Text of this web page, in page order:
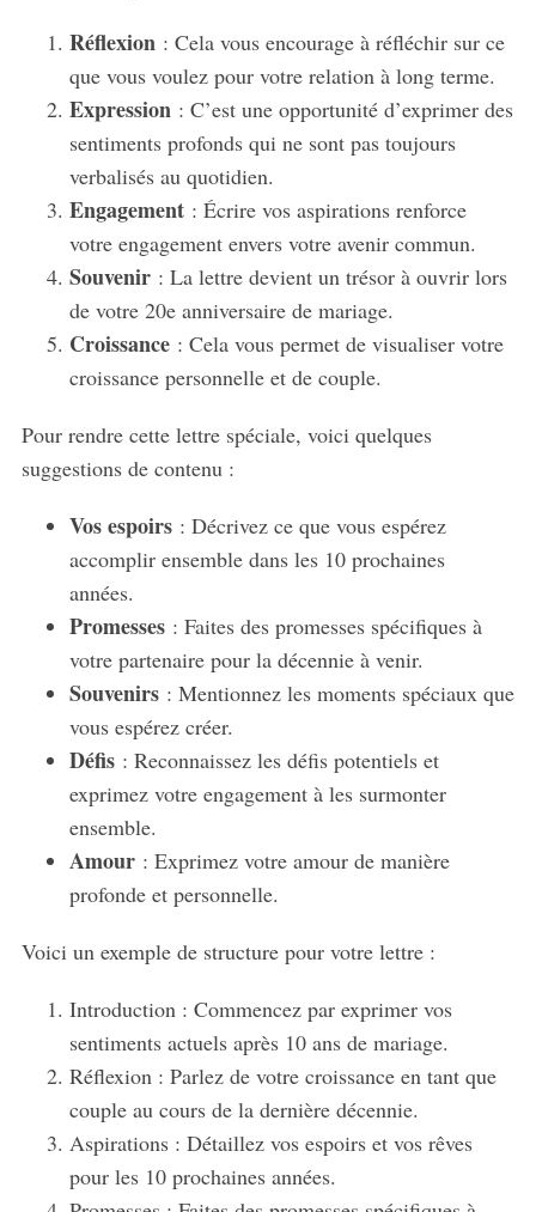
Réflexion : Cela vous encourage à réfléchir sur ce
que vous voulez pour votre relation à long terme.
Expression : C’est une opportunité d’exprimer des
sentiments profonds qui ne sont pas toujours
verbalisés au quotidien.
Engagement: Écrire vos aspirations renforce
votre engagement envers votre avenir commun.
Souvenir: La lettre devient un trésor à ouvrir lors
de votre 20e anniversaire de mariage.
Croissance: Cela vous permet de visualiser votre
croissance personnelle et de couple.
Pour rendre cette lettre spéciale, voici quelques
suggestions de contenu :
Vos espoirs: Décrivez ce que vous espérez
accomplir ensemble dans les 10 prochaines
années.
Promesses: Faites des promesses spécifiques à
votre partenaire pour la décennie à venir.
Souvenirs: Mentionnez les moments spéciaux que
vous espérez créer.
Défis: Reconnaissez les défis potentiels et
exprimez votre engagement à les surmonter
ensemble.
Amour: Exprimez votre amour de manière
profonde et personnelle.
Voici un exemple de structure pour votre lettre :
Introduction : Commencez par exprimer vos
sentiments actuels après 10 ans de mariage.
Réflexion : Parlez de votre croissance en tant que
couple au cours de la dernière décennie.
Aspirations : Détaillez vos espoirs et vos rêves
pour les 10 prochaines années.